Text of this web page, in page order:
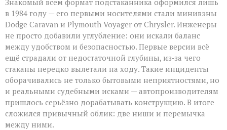
в 1984 году — его первыми носителями стали минивэны
Dodge Caravan и Plymouth Voyager от Chrysler. Инженеры
не просто добавили углубление: они искали баланс
между удобством и безопасностью. Первые версии всё
ещё страдали от недостаточной глубины, из‑за чего
стаканы нередко вылетали на ходу. Такие инциденты
оборачивались не только бытовыми неприятностями, но
и реальными судебными исками — автопроизводителям
пришлось серьёзно дорабатывать конструкцию. В итоге
сложился привычный облик: две ниши и перемычка
между ними.